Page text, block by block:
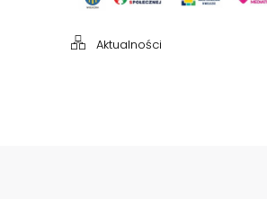
Aktualności